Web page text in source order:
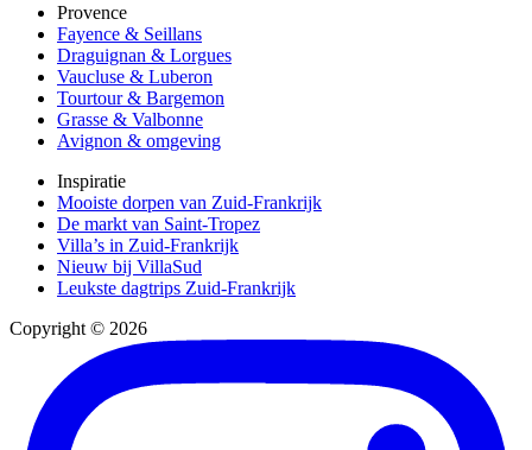
Provence
Fayence & Seillans
Draguignan & Lorgues
Vaucluse & Luberon
Tourtour & Bargemon
Grasse & Valbonne
Avignon & omgeving
Inspiratie
Mooiste dorpen van Zuid-Frankrijk
De markt van Saint-Tropez
Villa’s in Zuid-Frankrijk
Nieuw bij VillaSud
Leukste dagtrips Zuid-Frankrijk
Copyright © 2026